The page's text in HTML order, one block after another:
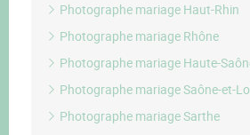
Photographe mariage Haut-Rhin
Photographe mariage Rhône
Photographe mariage Haute-
Photographe mariage Saône-et-
Photographe mariage Sarthe